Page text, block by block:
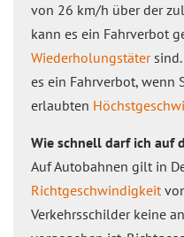
von 26 km/h über der
kann es ein Fahrverbot
Wiederholungstätersind.
es ein Fahrverbot, wenn
erlaubten
Wie schnell darf ich auf
Auf Autobahnen gilt in
Richtgeschwindigkeit
Verkehrsschilder keine